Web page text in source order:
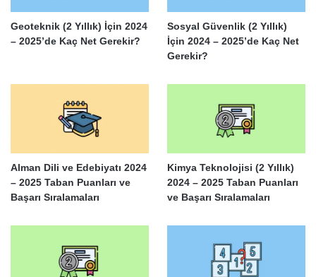
Geoteknik (2 Yıllık) İçin 2024
– 2025’de Kaç Net Gerekir?
Sosyal Güvenlik (2 Yıllık)
İçin 2024 – 2025’de Kaç Net
Gerekir?
Alman Dili ve Edebiyatı 2024
– 2025 Taban Puanları ve
Başarı Sıralamaları
Kimya Teknolojisi (2 Yıllık)
2024 – 2025 Taban Puanları
ve Başarı Sıralamaları